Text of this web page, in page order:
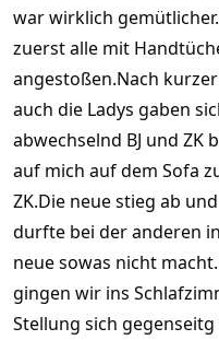
war wirklich
zuerst alle mit
angestoßen.Nach
auch die Ladys gaben
abwechselnd BJ und ZK
auf mich auf dem Sofa
ZK.Die neue stieg ab
durfte bei der anderen
neue sowas nicht
gingen wir ins
Stellung sich